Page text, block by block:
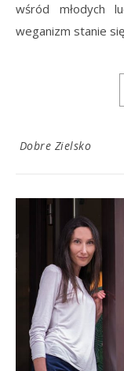
wśród młodych
weganizm stanie
Dobre Zielsko